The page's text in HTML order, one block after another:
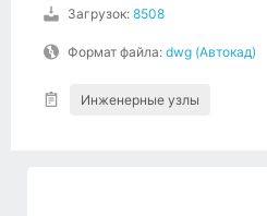
Загрузок: 8508
Формат файла: dwg (Автокад)
Инженерные узлы